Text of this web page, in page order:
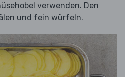
verwenden. Den
und fein würfeln.